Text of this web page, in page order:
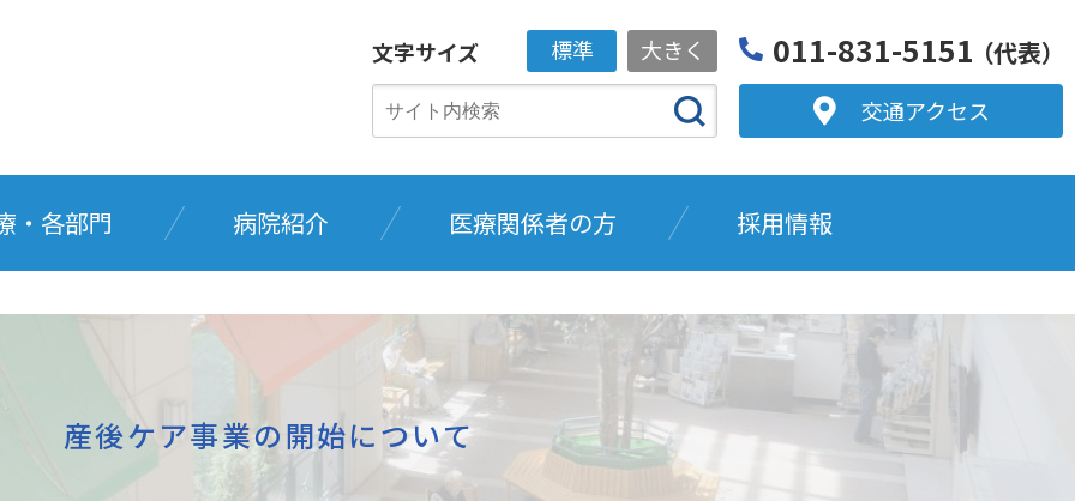
文字サイズ 標準 大きく 011-831-5151 （代表）
交通アクセス
・各部門 病院紹介 医療関係者の方 採用情報
産後ケア事業の開始について